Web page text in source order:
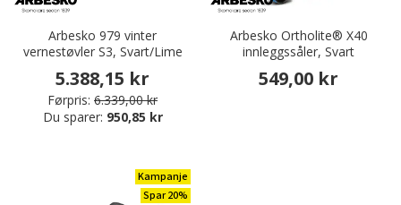
Arbesko 979 vinter
vernestøvler S3, Svart/Lime
5.388,15 kr
Førpris: 6.339,00 kr
Du sparer: 950,85 kr
Arbesko Ortholite® X40
innleggssåler, Svart
549,00 kr
Kampanje
Spar 20%